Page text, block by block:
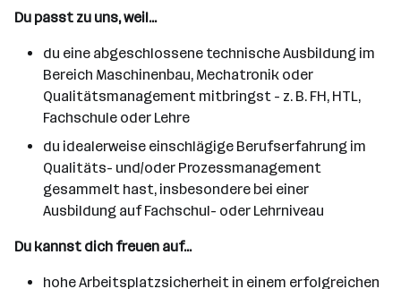
Du passt zu uns, weil...
du eine abgeschlossene technische Ausbildung im
Bereich Maschinenbau, Mechatronik oder
Qualitätsmanagement mitbringst - z. B. FH, HTL,
Fachschule oder Lehre
du idealerweise einschlägige Berufserfahrung im
Qualitäts- und/oder Prozessmanagement
gesammelt hast, insbesondere bei einer
Ausbildung auf Fachschul- oder Lehrniveau
Du kannst dich freuen auf...
hohe Arbeitsplatzsicherheit in einem erfolgreichen